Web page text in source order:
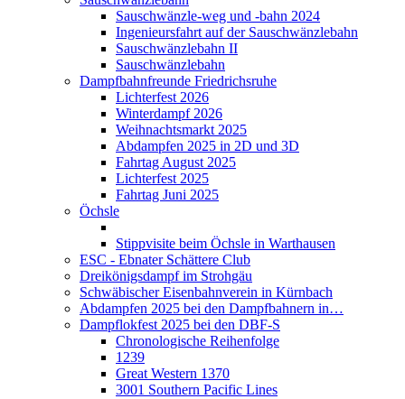
Sauschwänzle-weg und -bahn 2024
Ingenieursfahrt auf der Sauschwänzlebahn
Sauschwänzlebahn II
Sauschwänzlebahn
Dampfbahnfreunde Friedrichsruhe
Lichterfest 2026
Winterdampf 2026
Weihnachtsmarkt 2025
Abdampfen 2025 in 2D und 3D
Fahrtag August 2025
Lichterfest 2025
Fahrtag Juni 2025
Öchsle
Stippvisite beim Öchsle in Warthausen
ESC - Ebnater Schättere Club
Dreikönigsdampf im Strohgäu
Schwäbischer Eisenbahnverein in Kürnbach
Abdampfen 2025 bei den Dampfbahnern in…
Dampflokfest 2025 bei den DBF-S
Chronologische Reihenfolge
1239
Great Western 1370
3001 Southern Pacific Lines